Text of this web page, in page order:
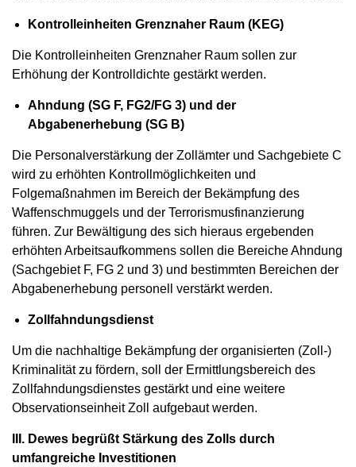
Kontrolleinheiten Grenznaher Raum (KEG)
Die Kontrolleinheiten Grenznaher Raum sollen zur
Erhöhung der Kontrolldichte gestärkt werden.
Ahndung (SG F, FG2/FG 3) und der
Abgabenerhebung (SG B)
Die Personalverstärkung der Zollämter und Sachgebiete C
wird zu erhöhten Kontrollmöglichkeiten und
Folgemaßnahmen im Bereich der Bekämpfung des
Waffenschmuggels und der Terrorismusfinanzierung
führen. Zur Bewältigung des sich hieraus ergebenden
erhöhten Arbeitsaufkommens sollen die Bereiche Ahndung
(Sachgebiet F, FG 2 und 3) und bestimmten Bereichen der
Abgabenerhebung personell verstärkt werden.
Zollfahndungsdienst
Um die nachhaltige Bekämpfung der organisierten (Zoll-)
Kriminalität zu fördern, soll der Ermittlungsbereich des
Zollfahndungsdienstes gestärkt und eine weitere
Observationseinheit Zoll aufgebaut werden.
III. Dewes begrüßt Stärkung des Zolls durch
umfangreiche Investitionen